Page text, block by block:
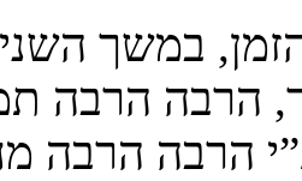
במשך
הרבה הרבה
הרבה הרבה